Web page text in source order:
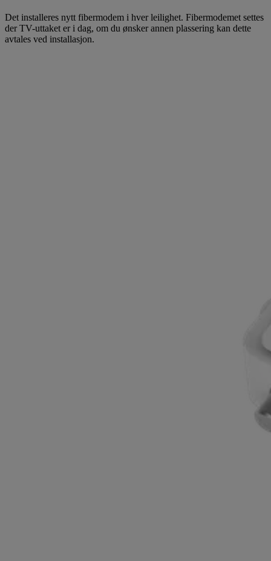
Det installeres nytt fibermodem i hver leilighet. Fibermodemet settes
der TV-uttaket er i dag, om du ønsker annen plassering kan dette
avtales ved installasjon.